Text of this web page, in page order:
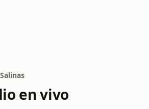
Salinas
en vivo